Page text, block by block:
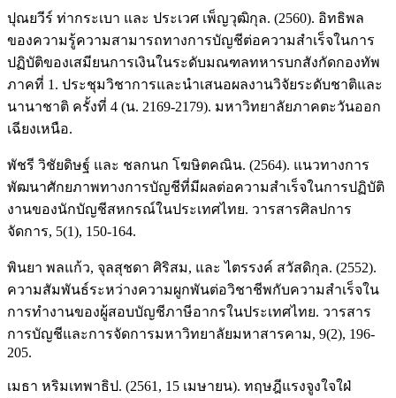
ปุณยวีร์ ท่ากระเบา และ ประเวศ เพ็ญวุฒิกุล. (2560). อิทธิพล
ของความรู้ความสามารถทางการบัญชีต่อความสำเร็จในการ
ปฏิบัติของเสมียนการเงินในระดับมณฑลทหารบกสังกัดกองทัพ
ภาคที่ 1. ประชุมวิชาการและนำเสนอผลงานวิจัยระดับชาติและ
นานาชาติ ครั้งที่ 4 (น. 2169-2179). มหาวิทยาลัยภาคตะวันออก
เฉียงเหนือ.
พัชรี วิชัยดิษฐ์ และ ชลกนก โฆษิตคณิน. (2564). แนวทางการ
พัฒนาศักยภาพทางการบัญชีที่มีผลต่อความสำเร็จในการปฏิบัติ
งานของนักบัญชีสหกรณ์ในประเทศไทย. วารสารศิลปการ
จัดการ, 5(1), 150-164.
พินยา พลแก้ว, จุลสุชดา ศิริสม, และ ไตรรงค์ สวัสดิกุล. (2552).
ความสัมพันธ์ระหว่างความผูกพันต่อวิชาชีพกับความสำเร็จใน
การทำงานของผู้สอบบัญชีภาษีอากรในประเทศไทย. วารสาร
การบัญชีและการจัดการมหาวิทยาลัยมหาสารคาม, 9(2), 196-
205.
เมธา หริมเทพาธิป. (2561, 15 เมษายน). ทฤษฎีแรงจูงใจใฝ่